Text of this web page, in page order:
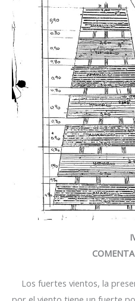
Los fuertes vientos, la